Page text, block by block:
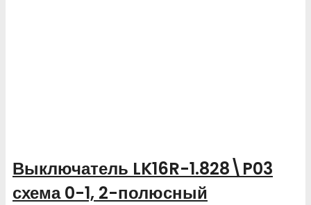
Выключатель LK16R-1.828\P03
схема 0-1, 2-полюсный